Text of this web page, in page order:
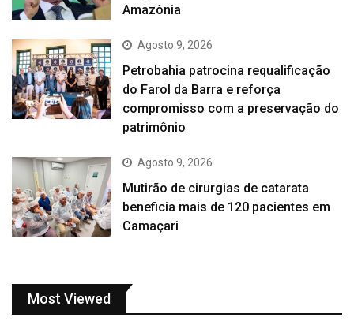
Amazônia
Agosto 9, 2026
Petrobahia patrocina requalificação
do Farol da Barra e reforça
compromisso com a preservação do
patrimônio
Agosto 9, 2026
Mutirão de cirurgias de catarata
beneficia mais de 120 pacientes em
Camaçari
Most Viewed